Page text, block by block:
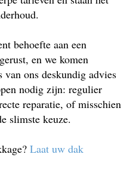
behoefte aan een
en we komen
ons deskundig advies
nodig zijn: regulier
reparatie, of misschien
slimste keuze.
Laat uw dak